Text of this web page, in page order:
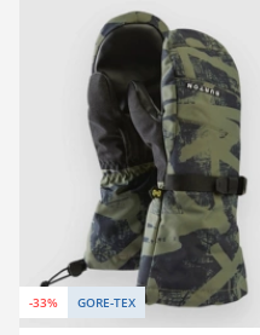
-33% GORE-TEX